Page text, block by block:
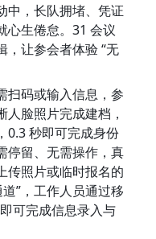
中，长队拥堵、凭证
心生倦怠。31 会议
，让参会者体验 “无
扫码或输入信息，参
脸照片完成建档，
0.3 秒即可完成身份
停留、无需操作，真
传照片或临时报名的
”，工作人员通过移
可完成信息录入与